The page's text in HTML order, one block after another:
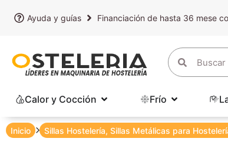
Ayuda y guías Financiación de hasta 36 mese
Calor y Cocción Frío
Inicio Sillas Hostelería, Sillas Metálicas para